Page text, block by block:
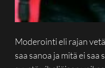
Moderointi eli rajan
saa sanoa ja mitä ei